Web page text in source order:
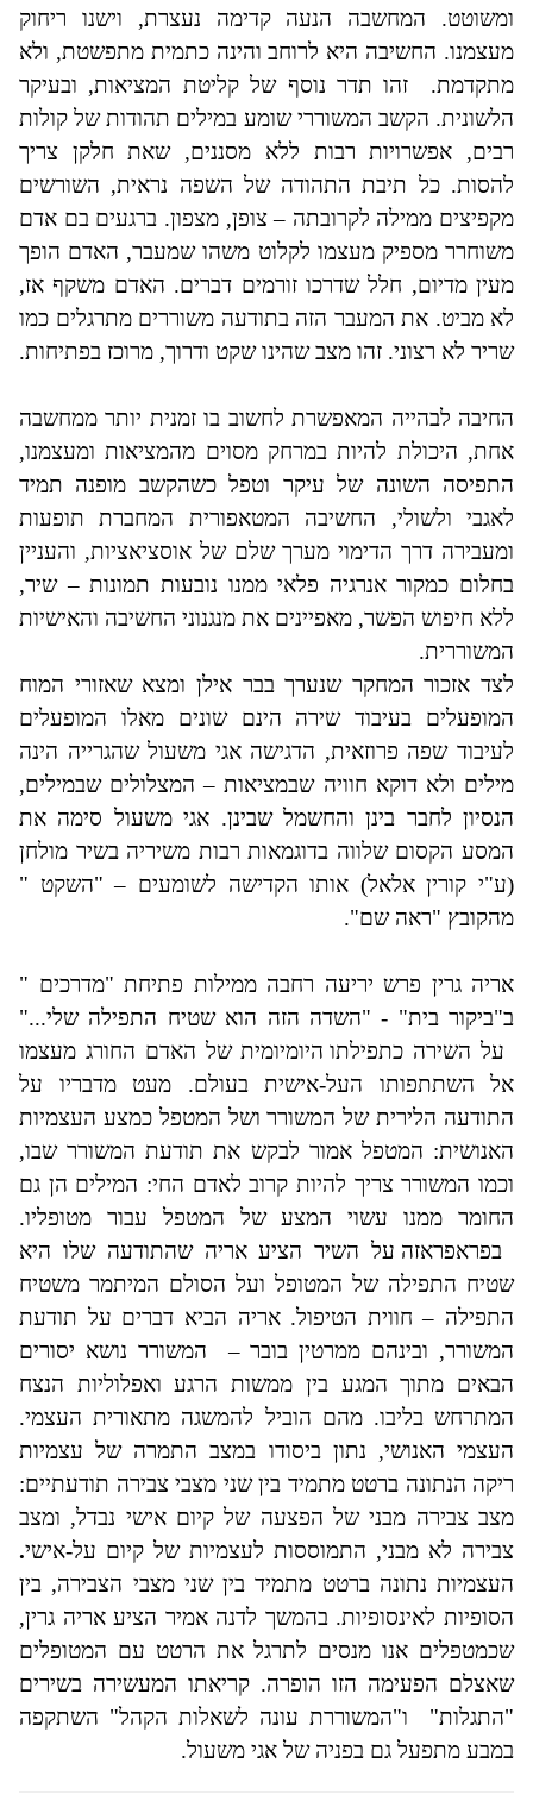
ומשוטט. המחשבה הנעה קדימה נעצרת, וישנו ריחוק
מעצמנו. החשיבה היא לרוחב והינה כתמית מתפשטת, ולא
מתקדמת.
זהו תדר נוסף של קליטת המציאות, ובעיקר
הלשונית. הקשב המשוררי שומע במילים תהודות של קולות
רבים, אפשרויות רבות ללא מסננים, שאת חלקן צריך
להסות. כל תיבת התהודה של השפה נראית, השורשים
מקפיצים ממילה לקרובתה – צופן, מצפון. ברגעים בם אדם
משוחרר מספיק מעצמו לקלוט משהו שמעבר, האדם הופך
מעין מדיום, חלל שדרכו זורמים דברים. האדם משקף אז,
לא מביט. את המעבר הזה בתודעה משוררים מתרגלים כמו
שריר לא רצוני. זהו מצב שהינו שקט ודרוך, מרוכז בפתיחות.
החיבה לבהייה המאפשרת לחשוב בו זמנית יותר ממחשבה
אחת, היכולת להיות במרחק מסוים מהמציאות ומעצמנו,
התפיסה השונה של עיקר וטפל כשהקשב מופנה תמיד
לאגבי ולשולי, החשיבה המטאפורית המחברת תופעות
ומעבירה דרך הדימוי מערך שלם של אוסציאציות, והעניין
בחלום כמקור אנרגיה פלאי ממנו נובעות תמונות – שיר,
ללא חיפוש הפשר, מאפיינים את מנגנוני החשיבה והאישיות
המשוררית.
לצד אזכור המחקר שנערך בבר אילן ומצא שאזורי המוח
המופעלים בעיבוד שירה הינם שונים מאלו המופעלים
לעיבוד שפה פרוזאית, הדגישה אגי משעול שהגרייה הינה
מילים ולא דוקא חוויה שבמציאות – המצלולים שבמילים,
הנסיון לחבר בינן והחשמל שבינן. אגי משעול סימה את
המסע הקסום שלווה בדוגמאות רבות משיריה בשיר מולחן
(ע"י קורין אלאל) אותו הקדישה לשומעים – "השקט "
מהקובץ "ראה שם".
אריה גרין פרש יריעה רחבה ממילות פתיחת "מדרכים "
ב"ביקור בית" - "השדה הזה הוא שטיח התפילה שלי..."
על השירה כתפילתו היומיומית של האדם החורג מעצמו
אל השתתפותו העל-אישית בעולם. מעט מדבריו על
התודעה הלירית של המשורר ושל המטפל כמצע העצמיות
האנושית: המטפל אמור לבקש את תודעת המשורר שבו,
וכמו המשורר צריך להיות קרוב לאדם החי: המילים הן גם
החומר ממנו עשוי המצע של המטפל עבור מטופליו.
בפראפראזה על השיר הציע אריה שהתודעה שלו היא
שטיח התפילה של המטופל ועל הסולם המיתמר משטיח
התפילה – חווית הטיפול. אריה הביא דברים על תודעת
המשורר, ובינהם ממרטין בובר –
המשורר נושא יסורים
הבאים מתוך המגע בין ממשות הרגע ואפלוליות הנצח
המתרחש בליבו. מהם הוביל להמשגה מתאורית העצמי.
העצמי האנושי, נתון ביסודו במצב התמרה של עצמיות
ריקה הנתונה ברטט מתמיד בין שני מצבי צבירה תודעתיים:
מצב צבירה מבני של הפצעה של קיום אישי נבדל, ומצב
צבירה לא מבני, התמוססות לעצמיות של קיום על-אישי.
העצמיות נתונה ברטט מתמיד בין שני מצבי הצבירה, בין
הסופיות לאינסופיות. בהמשך לדנה אמיר הציע אריה גרין,
שכמטפלים אנו מנסים לתרגל את הרטט עם המטופלים
שאצלם הפעימה הזו הופרה. קריאתו המעשירה בשירים
"התגלות"
ו"המשוררת עונה לשאלות הקהל" השתקפה
במבע מתפעל גם בפניה של אגי משעול.